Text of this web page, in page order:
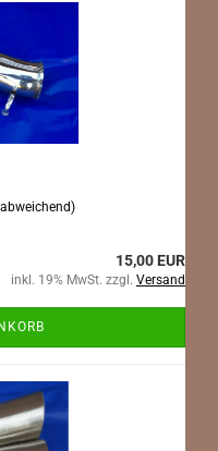
15,00 EUR
inkl. 19% MwSt. zzgl. Versand